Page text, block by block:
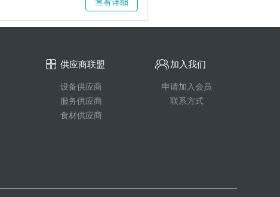
查看详细
供应商联盟
设备供应商
服务供应商
食材供应商
加入我们
申请加入会员
联系方式